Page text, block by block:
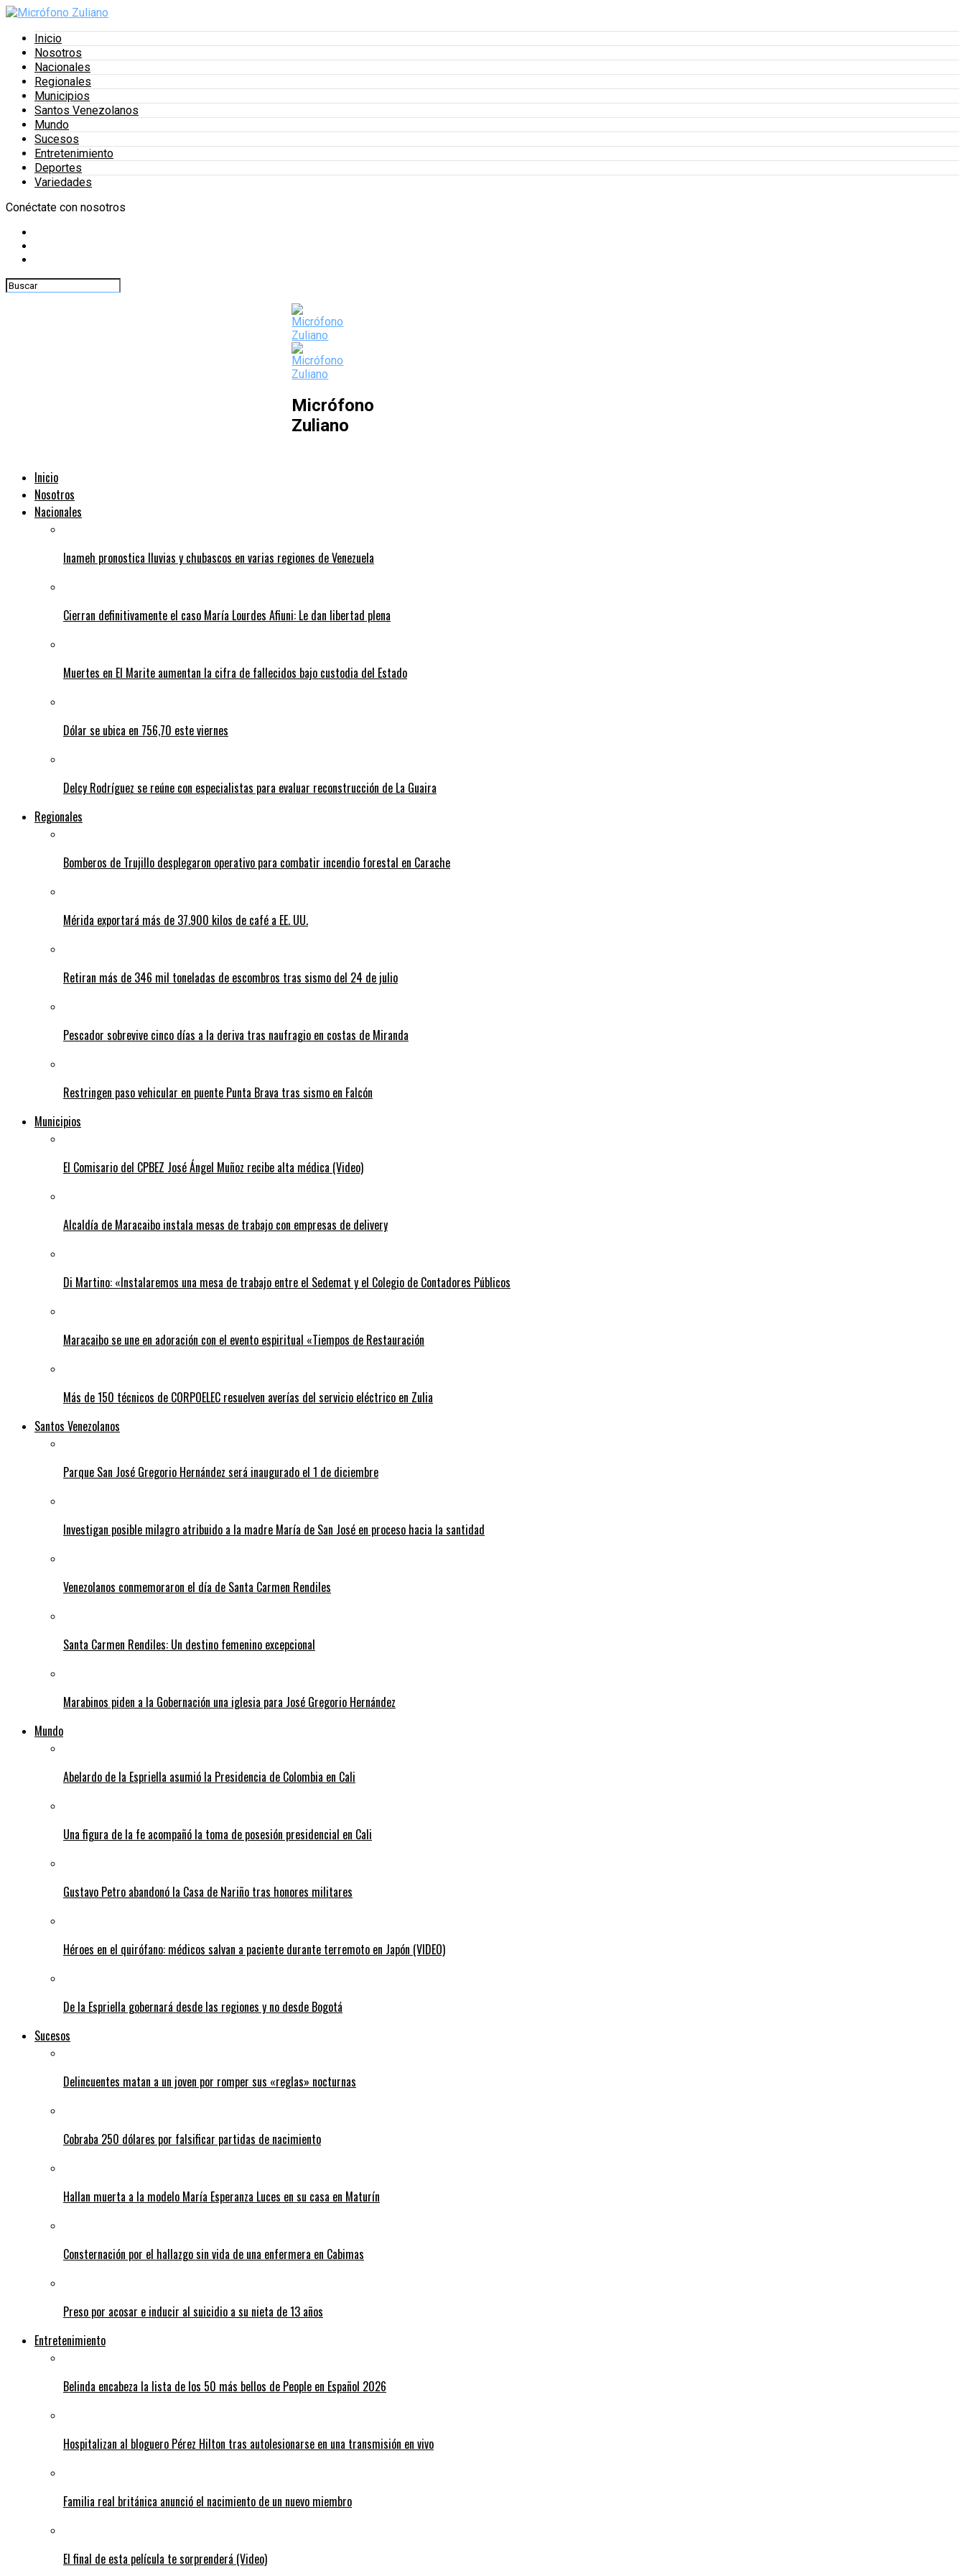
Inicio
Nosotros
Nacionales
Regionales
Municipios
Santos Venezolanos
Mundo
Sucesos
Entretenimiento
Deportes
Variedades
Conéctate con nosotros
Micrófono
Zuliano
Inicio
Nosotros
Nacionales
Inameh pronostica lluvias y chubascos en varias regiones de Venezuela
Cierran definitivamente el caso María Lourdes Afiuni: Le dan libertad plena
Muertes en El Marite aumentan la cifra de fallecidos bajo custodia del Estado
Dólar se ubica en 756,70 este viernes
Delcy Rodríguez se reúne con especialistas para evaluar reconstrucción de La Guaira
Regionales
Bomberos de Trujillo desplegaron operativo para combatir incendio forestal en Carache
Mérida exportará más de 37.900 kilos de café a EE. UU.
Retiran más de 346 mil toneladas de escombros tras sismo del 24 de julio
Pescador sobrevive cinco días a la deriva tras naufragio en costas de Miranda
Restringen paso vehicular en puente Punta Brava tras sismo en Falcón
Municipios
El Comisario del CPBEZ José Ángel Muñoz recibe alta médica (Video)
Alcaldía de Maracaibo instala mesas de trabajo con empresas de delivery
Di Martino: «Instalaremos una mesa de trabajo entre el Sedemat y el Colegio de Contadores Públicos
Maracaibo se une en adoración con el evento espiritual «Tiempos de Restauración
Más de 150 técnicos de CORPOELEC resuelven averías del servicio eléctrico en Zulia
Santos Venezolanos
Parque San José Gregorio Hernández será inaugurado el 1 de diciembre
Investigan posible milagro atribuido a la madre María de San José en proceso hacia la santidad
Venezolanos conmemoraron el día de Santa Carmen Rendiles
Santa Carmen Rendiles: Un destino femenino excepcional
Marabinos piden a la Gobernación una iglesia para José Gregorio Hernández
Mundo
Abelardo de la Espriella asumió la Presidencia de Colombia en Cali
Una figura de la fe acompañó la toma de posesión presidencial en Cali
Gustavo Petro abandonó la Casa de Nariño tras honores militares
Héroes en el quirófano: médicos salvan a paciente durante terremoto en Japón (VIDEO)
De la Espriella gobernará desde las regiones y no desde Bogotá
Sucesos
Delincuentes matan a un joven por romper sus «reglas» nocturnas
Cobraba 250 dólares por falsificar partidas de nacimiento
Hallan muerta a la modelo María Esperanza Luces en su casa en Maturín
Consternación por el hallazgo sin vida de una enfermera en Cabimas
Preso por acosar e inducir al suicidio a su nieta de 13 años
Entretenimiento
Belinda encabeza la lista de los 50 más bellos de People en Español 2026
Hospitalizan al bloguero Pérez Hilton tras autolesionarse en una transmisión en vivo
Familia real británica anunció el nacimiento de un nuevo miembro
El final de esta película te sorprenderá (Video)